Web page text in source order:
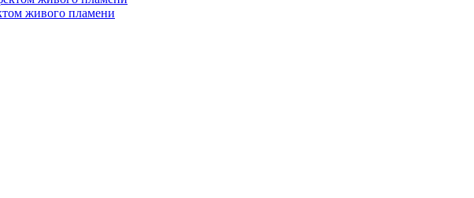
живого пламени